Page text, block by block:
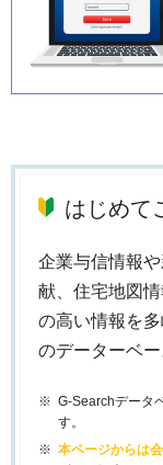
はじめて
企業与信情報
献、住宅地図
の高い情報を
のデーターベー
G-Searchデータ
す。
本ページからは